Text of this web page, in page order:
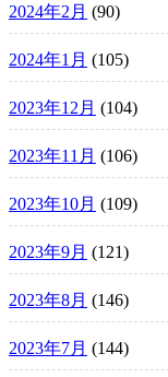
2024年2月 (90)
2024年1月 (105)
2023年12月 (104)
2023年11月 (106)
2023年10月 (109)
2023年9月 (121)
2023年8月 (146)
2023年7月 (144)